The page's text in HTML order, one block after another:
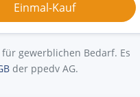
gewerblichen Bedarf. Es
der ppedv AG.